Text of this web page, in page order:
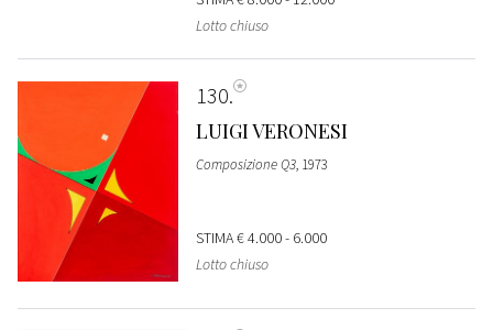
Lotto chiuso
130
LUIGI VERONESI
Composizione Q3, 1973
STIMA€ 4.000 - 6.000
Lotto chiuso